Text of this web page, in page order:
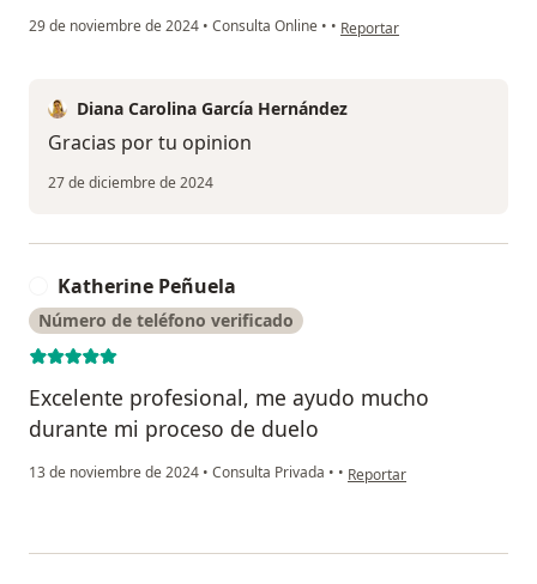
29 de noviembre de 2024 • Consulta Online • • en opinión del usuario Jorge
Reportar
Diana Carolina García Hernández
Gracias por tu opinion
27 de diciembre de 2024
Katherine Peñuela
Número de teléfono verificado
Excelente profesional, me ayudo mucho
durante mi proceso de duelo
13 de noviembre de 2024 • Consulta Privada • • en opinión del usuario
Reportar